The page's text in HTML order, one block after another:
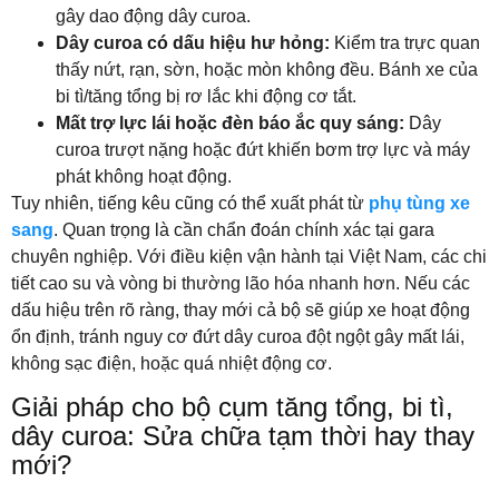
gây dao động dây curoa.
Dây curoa có dấu hiệu hư hỏng: Kiểm tra trực quan
thấy nứt, rạn, sờn, hoặc mòn không đều. Bánh xe của
bi tì/tăng tổng bị rơ lắc khi động cơ tắt.
Mất trợ lực lái hoặc đèn báo ắc quy sáng: Dây
curoa trượt nặng hoặc đứt khiến bơm trợ lực và máy
phát không hoạt động.
Tuy nhiên, tiếng kêu cũng có thể xuất phát từ phụ tùng xe
sang. Quan trọng là cần chẩn đoán chính xác tại gara
chuyên nghiệp. Với điều kiện vận hành tại Việt Nam, các chi
tiết cao su và vòng bi thường lão hóa nhanh hơn. Nếu các
dấu hiệu trên rõ ràng, thay mới cả bộ sẽ giúp xe hoạt động
ổn định, tránh nguy cơ đứt dây curoa đột ngột gây mất lái,
không sạc điện, hoặc quá nhiệt động cơ.
Giải pháp cho bộ cụm tăng tổng, bi tì,
dây curoa: Sửa chữa tạm thời hay thay
mới?